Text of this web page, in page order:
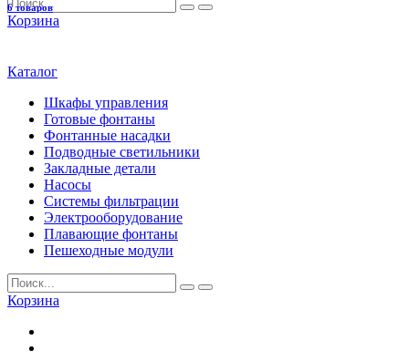
Корзина
Каталог
Шкафы управления
Готовые фонтаны
Фонтанные насадки
Подводные светильники
Закладные детали
Насосы
Системы фильтрации
Электрооборудование
Плавающие фонтаны
Пешеходные модули
Корзина
6 товаров